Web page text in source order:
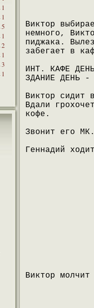
1
1
5
1
2
1
3
1
Виктор
немного,
пиджака.
забегает в
ИНТ. КАФЕ
ЗДАНИЕ ДЕНЬ -
Виктор сидит
Вдали
кофе.
Звонит его
Геннадий
Виктор